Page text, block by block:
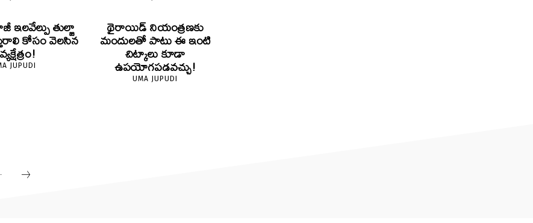
ఇలవేల్పు తుల్జా
కోసం వెలసిన
JUPUDI
థైరాయిడ్ నియంత్రణకు
మందులతో పాటు ఈ ఇంటి
చిట్కాలు కూడా
ఉపయోగపడవచ్చు!
UMA JUPUDI